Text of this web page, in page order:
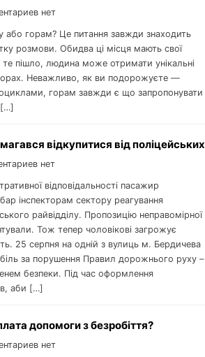
нет
або горам? Це питання завжди знаходить
розмови. Обидва ці місця мають свої
пішло, людина може отримати унікальні
горах. Неважливо, як ви подорожуєте —
горам завжди є що запропонувати
відкупитися від поліцейських
нет
відповідальності пасажир
інспекторам сектору реагування
райвідділу. Пропозицію неправомірної
Тож тепер чоловікові загрожує
25 серпня на одній з вулиць м. Бердичева
за порушення Правил дорожнього руху –
безпеки. Під час оформлення
аби […]
допомоги з безробіття?
нет